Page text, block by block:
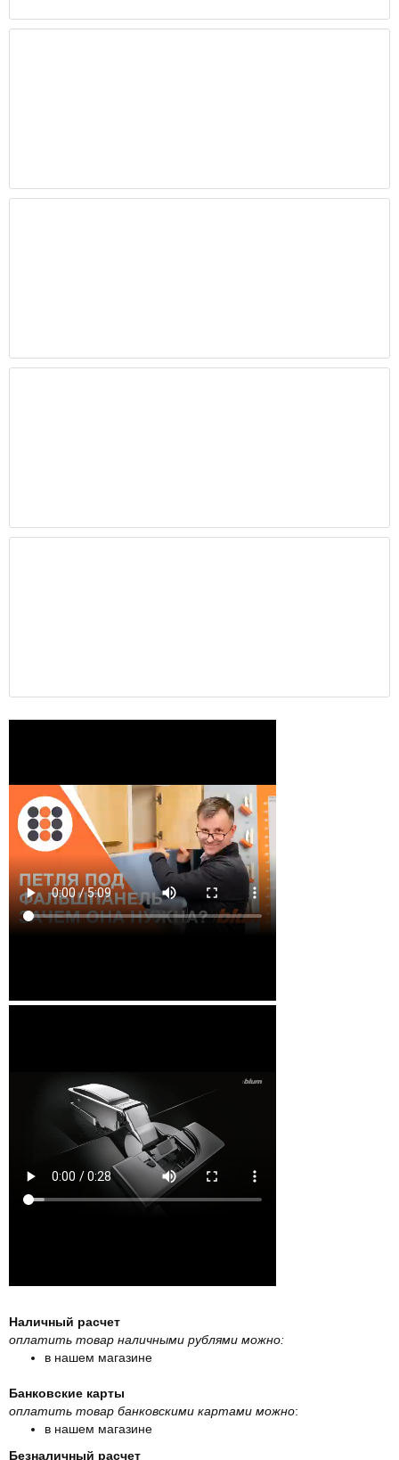
Наличный расчет
оплатить товар наличными рублями можно:
в нашем магазине
Банковские карты
оплатить товар банковскими картами можно:
в нашем магазине
Безналичный расчет